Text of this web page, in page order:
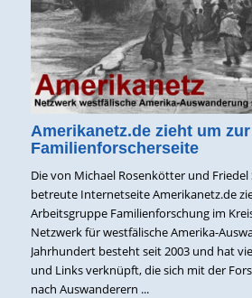
Amerikanetz.de zieht um
Familienforscherseite
Die von Michael Rosenkötter und
betreute Internetseite Amerikanetz.de
Arbeitsgruppe Familienforschung im
Netzwerk für westfälische Amerika-
Jahrhundert besteht seit 2003 und hat
und Links verknüpft, die sich mit der
nach Auswanderern ...